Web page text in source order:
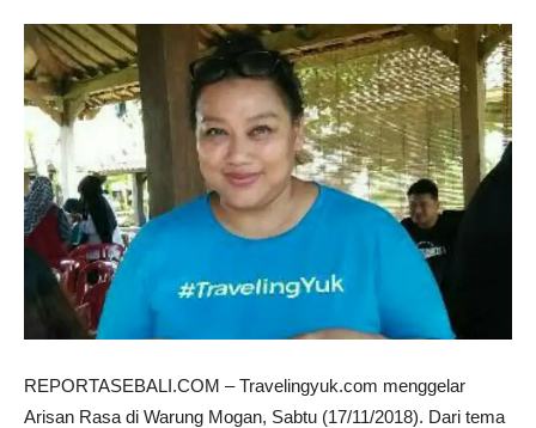
REPORTASEBALI.COM – Travelingyuk.com menggelar
Arisan Rasa di Warung Mogan, Sabtu (17/11/2018). Dari tema